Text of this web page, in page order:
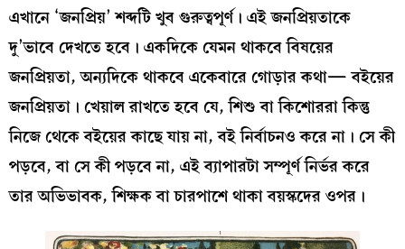
এখানে ‘জনপ্রিয়’ শব্দটি খুব গুরুত্বপূর্ণ। এই জনপ্রিয়তাকে
দু’ভাবে দেখতে হবে। একদিকে যেমন থাকবে বিষয়ের
জনপ্রিয়তা, অন্যদিকে থাকবে একেবারে গোড়ার কথা— বইয়ের
জনপ্রিয়তা। খেয়াল রাখতে হবে যে, শিশু বা কিশোররা কিন্তু
নিজে থেকে বইয়ের কাছে যায় না, বই নির্বাচনও করে না। সে কী
পড়বে, বা সে কী পড়বে না, এই ব্যাপারটা সম্পূর্ণ নির্ভর করে
তার অভিভাবক, শিক্ষক বা চারপাশে থাকা বয়স্কদের ওপর।